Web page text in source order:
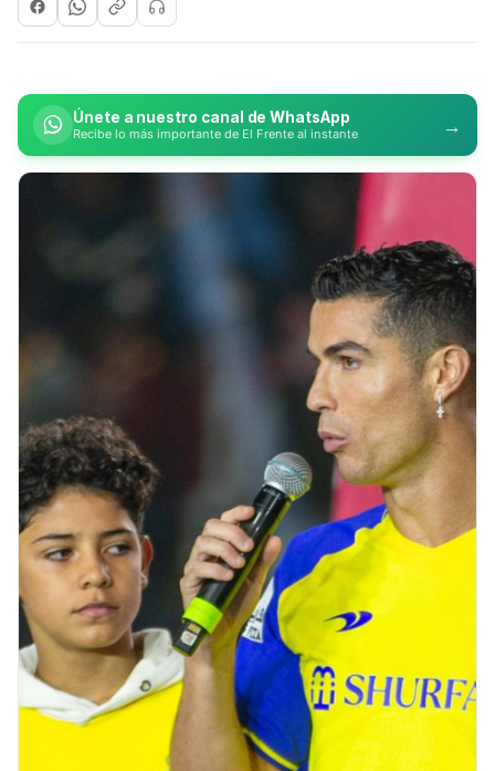
Únete a nuestro canal de WhatsApp
Recibe lo más importante de El Frente al instante →